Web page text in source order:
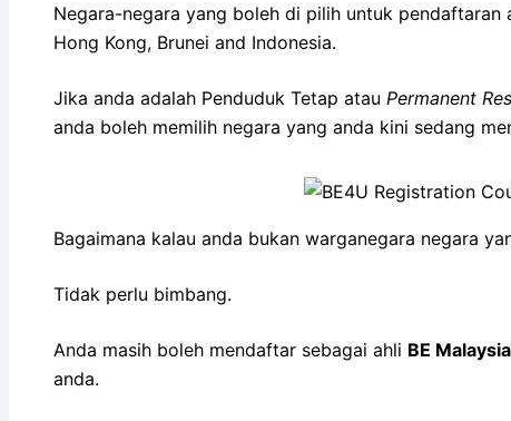
Negara-negara yang boleh di pilih untuk pendaftaran
Hong Kong, Brunei and Indonesia.
Jika anda adalah Penduduk Tetap atau Permanent
anda boleh memilih negara yang anda kini sedang
Bagaimana kalau anda bukan warganegara negara
Tidak perlu bimbang.
Anda masih boleh mendaftar sebagai ahli BE Malaysia
anda.